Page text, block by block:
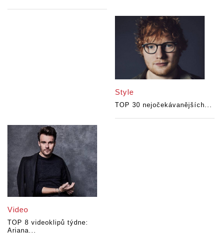
Style
TOP 30 nejočekávanějších...
Video
TOP 8 videoklipů týdne:
Ariana...